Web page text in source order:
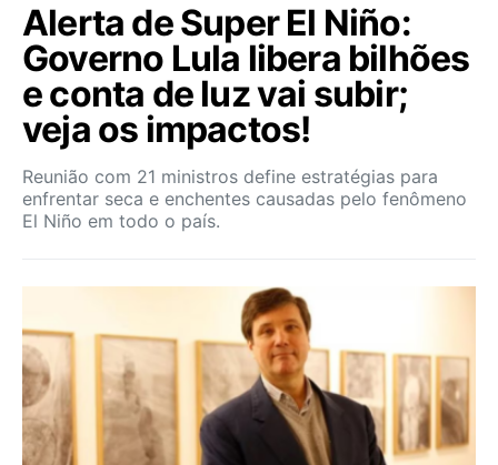
Alerta de Super El Niño:
Governo Lula libera bilhões
e conta de luz vai subir;
veja os impactos!
Reunião com 21 ministros define estratégias para
enfrentar seca e enchentes causadas pelo fenômeno
El Niño em todo o país.